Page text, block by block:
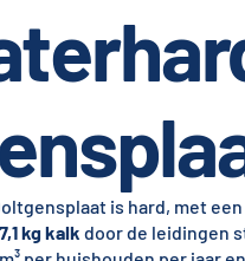
is hard, met
kg kalk door de leidingen